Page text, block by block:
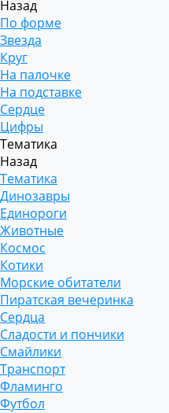
Назад
По форме
Звезда
Круг
На палочке
На подставке
Сердце
Цифры
Тематика
Назад
Тематика
Динозавры
Единороги
Животные
Космос
Котики
Морские обитатели
Пиратская вечеринка
Сердца
Сладости и пончики
Смайлики
Транспорт
Фламинго
Футбол